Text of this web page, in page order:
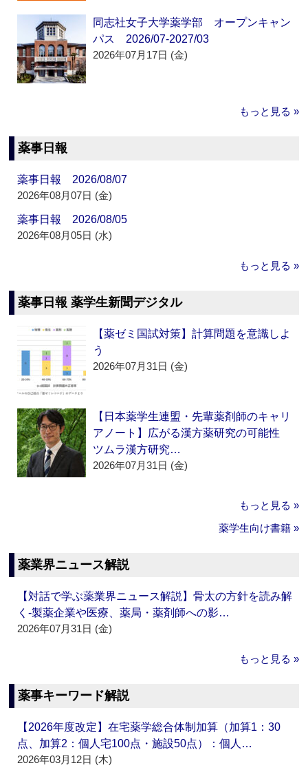
同志社女子大学薬学部 オープンキャン
パス 2026/07-2027/03
2026年07月17日 (金)
もっと見る »
薬事日報
薬事日報 2026/08/07
2026年08月07日 (金)
薬事日報 2026/08/05
2026年08月05日 (水)
もっと見る »
薬事日報 薬学生新聞デジタル
【薬ゼミ国試対策】計算問題を意識しよ
う
2026年07月31日 (金)
【日本薬学生連盟・先輩薬剤師のキャリ
アノート】広がる漢方薬研究の可能性
ツムラ漢方研究…
2026年07月31日 (金)
もっと見る »
薬学生向け書籍 »
薬業界ニュース解説
【対話で学ぶ薬業界ニュース解説】骨太の方針を読み解
く‐製薬企業や医療、薬局・薬剤師への影…
2026年07月31日 (金)
もっと見る »
薬事キーワード解説
【2026年度改定】在宅薬学総合体制加算（加算1：30
点、加算2：個人宅100点・施設50点）：個人…
2026年03月12日 (木)